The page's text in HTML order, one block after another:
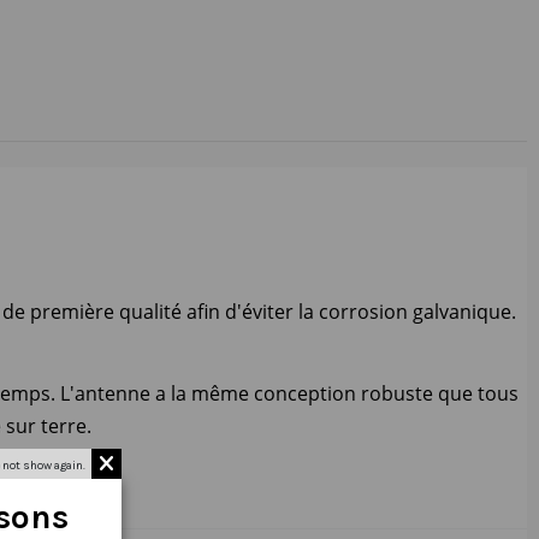
première qualité afin d'éviter la corrosion galvanique.
L'antenne a la même conception robuste que tous
sur terre.
not show again.